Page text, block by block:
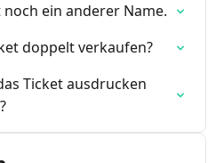
ein anderer Name.
doppelt verkaufen?
Ticket ausdrucken